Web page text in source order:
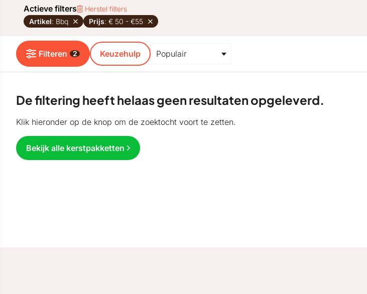
Actieve filters
Herstel filters
Artikel: Bbq Prijs: € 50 - €55
Filteren 2 Keuzehulp
De filtering heeft helaas geen resultaten opgeleverd.
Klik hieronder op de knop om de zoektocht voort te zetten.
Bekijk alle kerstpakketten